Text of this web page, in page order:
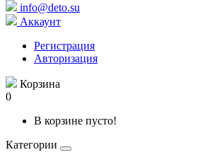
info@deto.su
Аккаунт
Регистрация
Авторизация
Корзина
0
В корзине пусто!
Категории